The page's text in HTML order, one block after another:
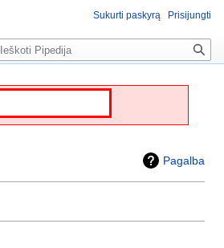
Pagalba
Sukurti paskyrą Prisijungti
Paieška